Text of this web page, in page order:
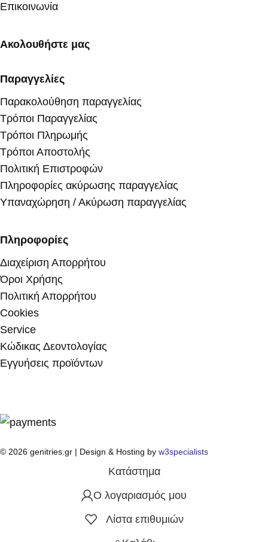
Επικοινωνία
Ακολουθήστε μας
Παραγγελίες
Παρακολούθηση παραγγελίας
Τρόποι Παραγγελίας
Τρόποι Πληρωμής
Τρόποι Αποστολής
Πολιτική Επιστροφών
Πληροφορίες ακύρωσης παραγγελίας
Υπαναχώρηση / Ακύρωση παραγγελίας
Πληροφορίες
Διαχείριση Απορρήτου
Όροι Χρήσης
Πολιτική Απορρήτου
Cookies
Service
Κώδικας Δεοντολογίας
Εγγυήσεις προϊόντων
© 2026 genitries.gr | Design & Hosting by w3specialists
Κατάστημα
Ο λογαριασμός μου
Λίστα επιθυμιών